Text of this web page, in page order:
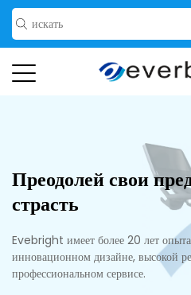
Преодолей свои
страсть
Evebright имеет более 20 лет опыта
инновационном дизайне, высокой
профессиональном сервисе.